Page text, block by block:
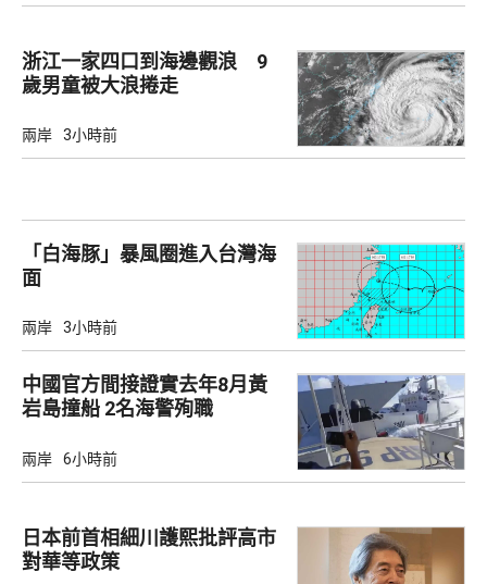
浙江一家四口到海邊觀浪 9
歲男童被大浪捲走
兩岸 3小時前
「白海豚」暴風圈進入台灣海
面
兩岸 3小時前
中國官方間接證實去年8月黃
岩島撞船 2名海警殉職
兩岸 6小時前
日本前首相細川護熙批評高市
對華等政策